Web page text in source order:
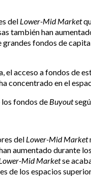
del Lower-Mid Market
también han
fondos de
acceso a fondos de
concentrado en el
fondos de Buyout
del Lower-Mid Market
aumentado durante
Mid Marketse
de los espacios